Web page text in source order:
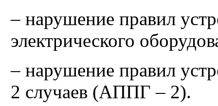
– нарушение правил
электрического
– нарушение правил
2 случаев (АППГ – 2).